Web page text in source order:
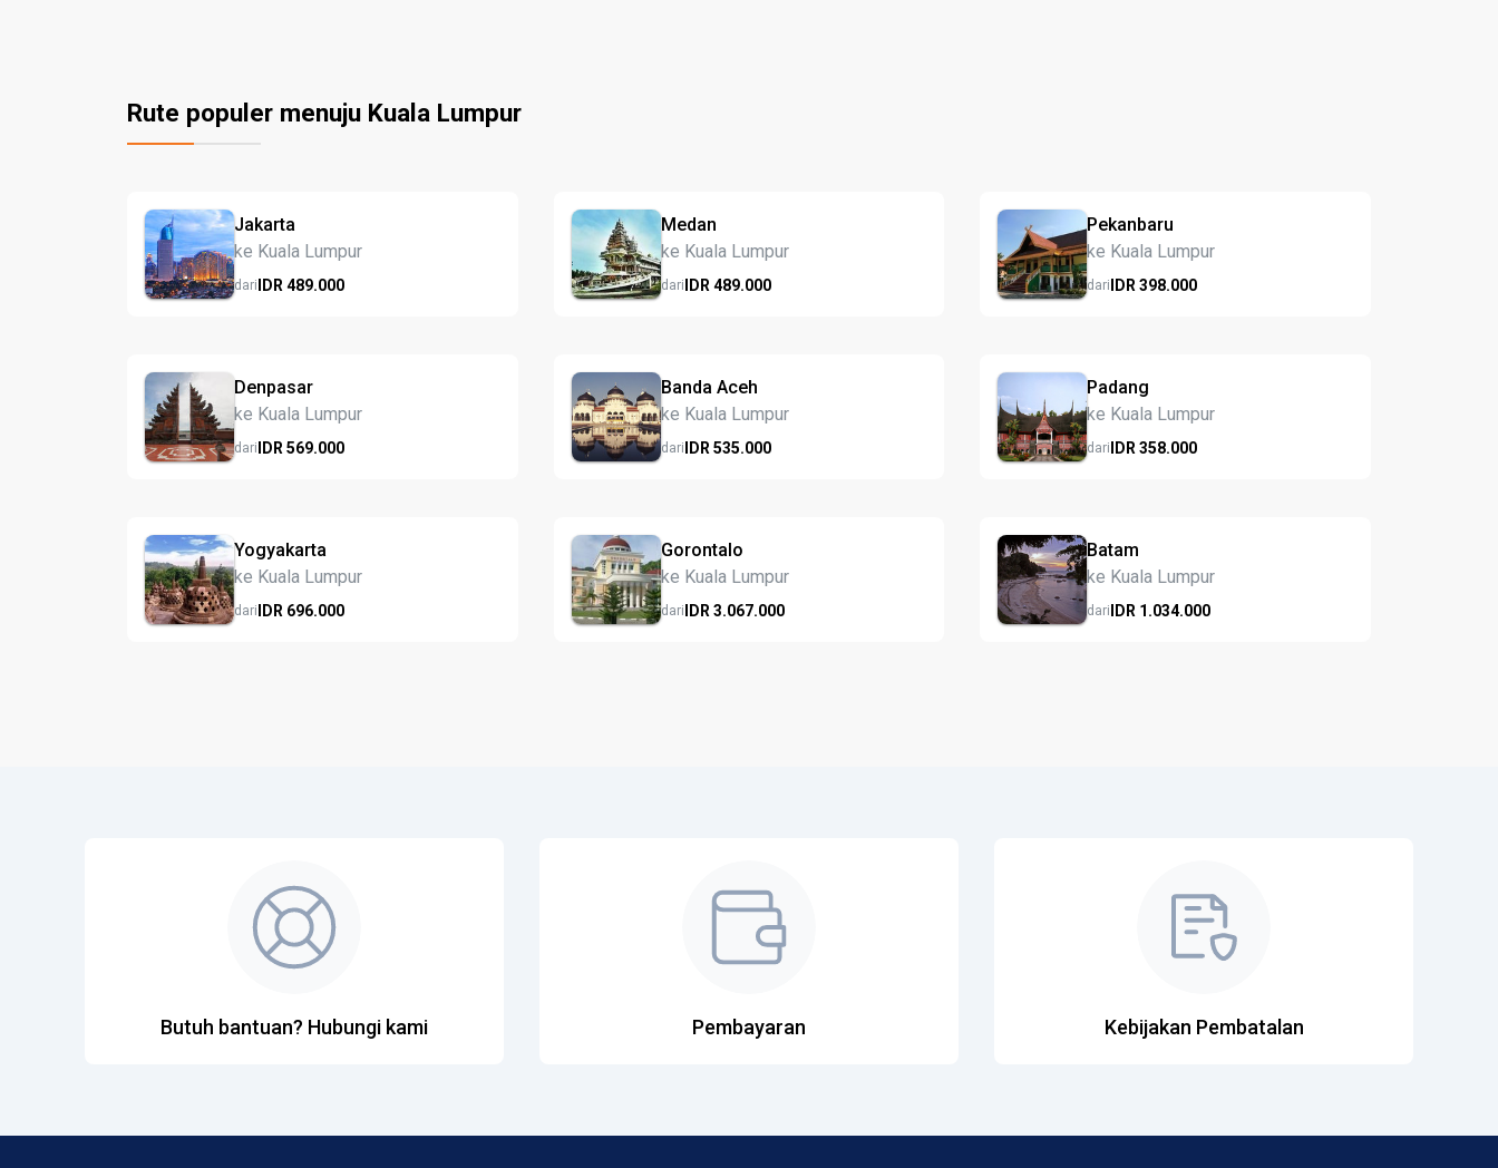
Rute populer menuju Kuala Lumpur
Jakarta
ke Kuala Lumpur
dariIDR 489.000
Medan
ke Kuala Lumpur
dariIDR 489.000
Pekanbaru
ke Kuala Lumpur
dariIDR398.000
Denpasar
ke Kuala Lumpur
dariIDR 569.000
Banda Aceh
ke Kuala Lumpur
dariIDR 535.000
Padang
ke Kuala Lumpur
dariIDR358.000
Yogyakarta
ke Kuala Lumpur
dariIDR 696.000
Gorontalo
ke Kuala Lumpur
dariIDR 3.067.000
Batam
ke Kuala Lumpur
dariIDR 1.034.000
Butuh bantuan? Hubungi kami Pembayaran Kebijakan Pembatalan